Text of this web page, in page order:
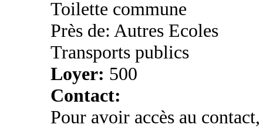
Toilette commune
Près de: Autres Ecoles
Transports publics
Loyer: 500
Contact:
Pour avoir accès au